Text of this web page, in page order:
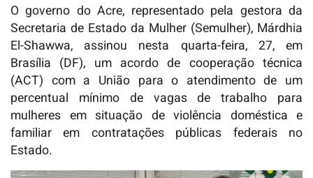
O governo do Acre, representado pela gestora da
Secretaria de Estado da Mulher (Semulher), Márdhia
El-Shawwa, assinou nesta quarta-feira, 27, em
Brasília (DF), um acordo de cooperação técnica
(ACT) com a União para o atendimento de um
percentual mínimo de vagas de trabalho para
mulheres em situação de violência doméstica e
familiar em contratações públicas federais no
Estado.